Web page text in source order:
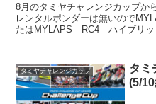
8月のタミヤチャレンジカップか
レンタルポンダーは無いので
たはMYLAPS RC4 ハイブリッ
タミヤチャレンジカップ
タミ
(5/